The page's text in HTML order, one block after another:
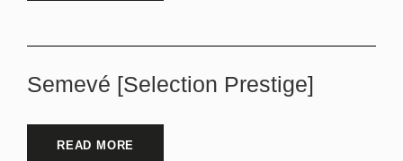
Semevé [Selection Prestige]
READ MORE